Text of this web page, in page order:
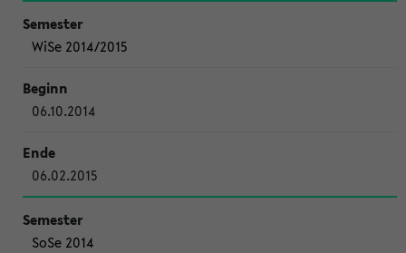
WiSe 2014/2015
06.10.2014
06.02.2015
SoSe 2014